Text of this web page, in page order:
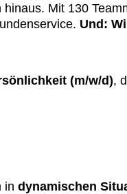
Mit 130
Und:
(m/w/d),
in dynamischen